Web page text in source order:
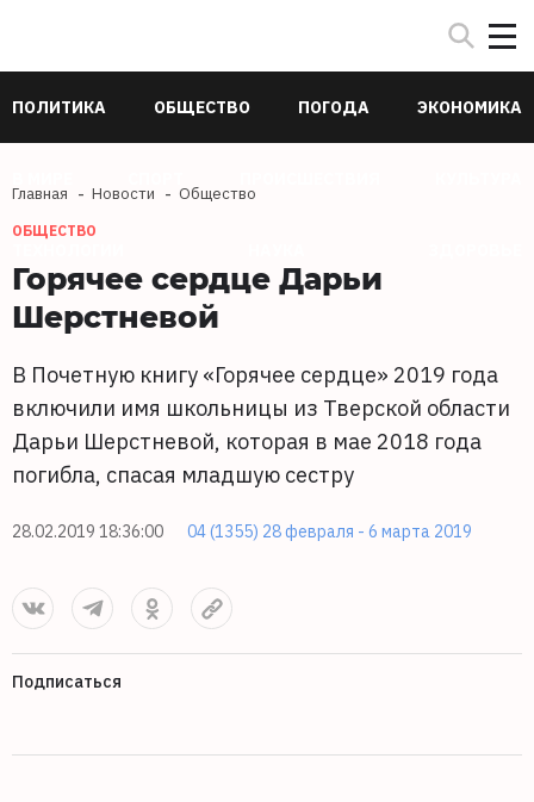
ПОЛИТИКА ОБЩЕСТВО ПОГОДА ЭКОНОМИКА
Главная Новости Общество
ОБЩЕСТВО
Горячее сердце Дарьи
Шерстневой
В Почетную книгу «Горячее сердце» 2019 года
включили имя школьницы из Тверской области
Дарьи Шерстневой, которая в мае 2018 года
погибла, спасая младшую сестру
28.02.2019 18:36:00 04 (1355) 28 февраля - 6 марта 2019
Подписаться